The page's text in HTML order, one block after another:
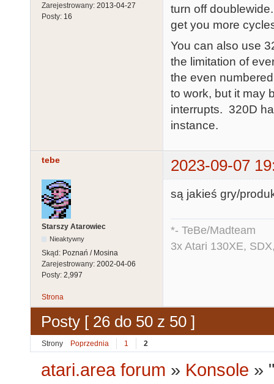
Zarejestrowany: 2013-04-27
Posty: 16
turn off
get you more
You can also use
the limitation of
the even
to work, but it may
interrupts. 320D
instance.
tebe 2023-09-07
Starszy Atarowiec
Nieaktywny
Skąd: Poznań / Mosina
Zarejestrowany: 2002-04-06
Posty: 2,997
są jakieś gry/
*- TeBe/Madteam
3x Atari 130XE,
Strona
Posty [ 26 do 50 z 50 ]
Strony Poprzednia 1 2
atari.area forum » Konsole »